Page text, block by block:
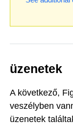
üzenetek
A következő,
veszélyben
üzenetek